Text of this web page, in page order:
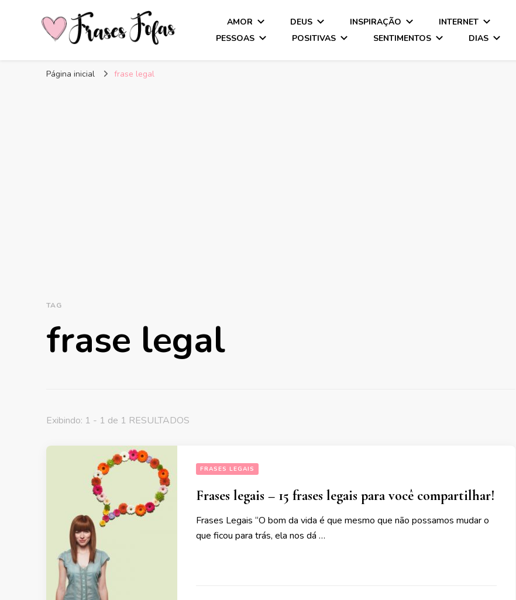
Frases Fofas
AMOR DEUS INSPIRAÇÃO INTERNET
PESSOAS
POSITIVAS SENTIMENTOS DIAS
Página inicial frase legal
TAG
frase legal
Exibindo: 1 - 1 de 1 RESULTADOS
FRASES LEGAIS
Frases legais – 15 frases legais para você compartilhar!
Frases Legais “O bom da vida é que mesmo que não possamos mudar o
que ficou para trás, ela nos dá …